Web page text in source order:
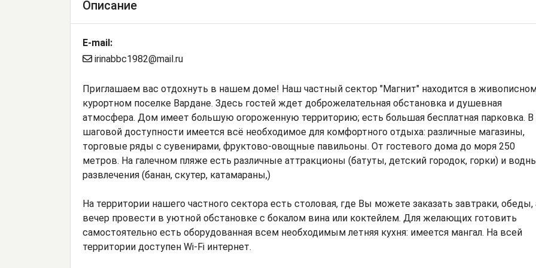
Описание
E-mail:
irinabbc1982@mail.ru
Приглашаем вас отдохнуть в нашем доме! Наш частный сектор "Магнит" находится в
курортном поселке Вардане. Здесь гостей ждет доброжелательная обстановка и душевная
атмосфера. Дом имеет большую огороженную территорию; есть большая бесплатная парковка. В
шаговой доступности имеется всё необходимое для комфортного отдыха: различные магазины,
торговые ряды с сувенирами, фруктово-овощные павильоны. От гостевого дома до моря 250
метров. На галечном пляже есть различные аттракционы (батуты, детский городок, горки) и
развлечения (банан, скутер, катамараны,)
На территории нашего частного сектора есть столовая, где Вы можете заказать завтраки, обеды,
вечер провести в уютной обстановке с бокалом вина или коктейлем. Для желающих готовить
самостоятельно есть оборудованная всем необходимым летняя кухня: имеется мангал. На всей
территории доступен Wi-Fi интернет.